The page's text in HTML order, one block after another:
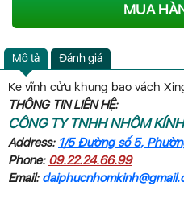
MUA
Mô tả Đánh giá
Ke vĩnh cửu khung bao vách
THÔNG TIN LIÊN HỆ:
CÔNG TY TNHH NHÔM
Address: 1/5 Đường số 5,
Phone: 09.22.24.66.99
Email: